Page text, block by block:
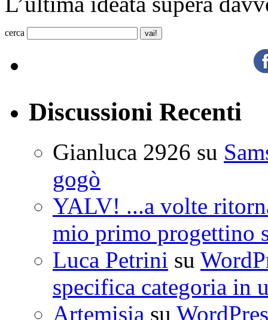
cerca
Discussioni Recenti
Gianluca 2926 su
gogò
YALV! ...a volte
mio primo progettino
Luca Petrini su
specifica categoria in
Artemisia su